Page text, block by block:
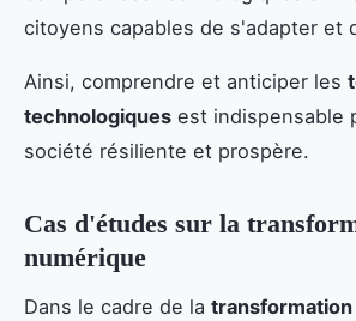
citoyens capables de s'adapter et
Ainsi, comprendre et anticiper les
technologiques est indispensable
société résiliente et prospère.
Cas d'études sur la
numérique
Dans le cadre de la